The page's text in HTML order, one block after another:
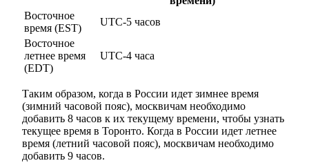
Восточное
время (EST)
UTC-5 часов
Восточное
летнее время
(EDT)
UTC-4 часа
Таким образом, когда в России идет зимнее время
(зимний часовой пояс), москвичам необходимо
добавить 8 часов к их текущему времени, чтобы узнать
текущее время в Торонто. Когда в России идет летнее
время (летний часовой пояс), москвичам необходимо
добавить 9 часов.